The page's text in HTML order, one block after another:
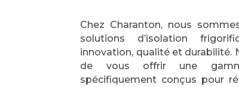
Chez Charanton, nous
solutions d’isolation
innovation, qualité et durabilité.
de vous offrir une
spécifiquement conçus pour